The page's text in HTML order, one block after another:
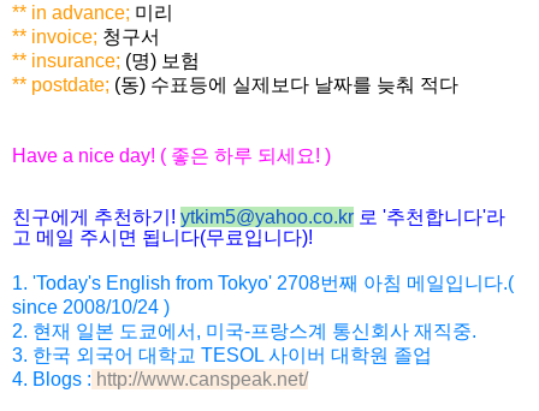
** in advance; 미리
** invoice; 청구서
** insurance; (명) 보험
** postdate; (동) 수표등에 실제보다 날짜를 늦춰 적다
Have a nice day! ( 좋은 하루 되세요! )
친구에게 추천하기 ! ytkim5@yahoo.co.kr 로 '추천합니다'라
고 메일 주시면 됩니다(무료입니다)!
1. 'Today's English from Tokyo' 2708번째 아침 메일입니다.(
since 2008/10/24 )
2. 현재 일본 도쿄에서 , 미국-프랑스계 통신회사 재직중.
3. 한국 외국어 대학교 TESOL 사이버 대학원 졸업
4. Blogs : http://www.canspeak.net/